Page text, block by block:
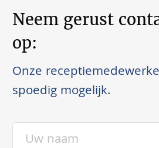
Neem gerust
op:
Onze
spoedig mogelijk.